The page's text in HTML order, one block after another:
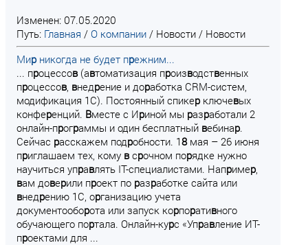
Изменен: 07.05.2020
Путь: Главная / О компании / Новости / Новости
Мирникогда не будет прежним...
... процессов(автоматизация производственных
процессов, внедрение и доработка CRM-систем,
модификация 1С). Постоянный спикерключевых
конференций. Вместе с Ириной мы разработали 2
онлайн-программы и один бесплатный вебинар.
Сейчас расскажем подробности. 18мая – 26 июня
приглашаем тех, кому всрочном порядке нужно
научиться управлять IT-специалистами. Например,
вам доверили проект по разработке сайта или
внедрению 1С, организацию учета
документооборота или запуск корпоративного
обучающего портала. Онлайн-курс «Управление ИТ-
проектами для ...